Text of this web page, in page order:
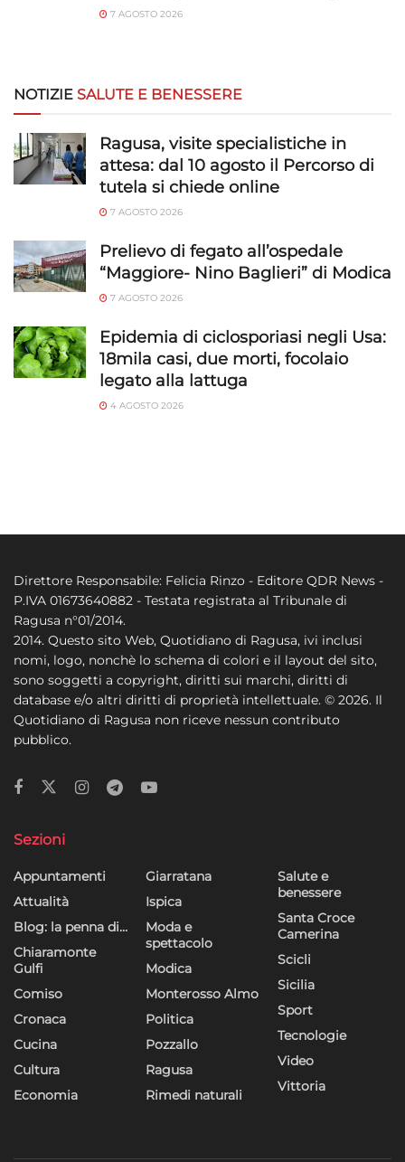
7 AGOSTO 2026
NOTIZIE SALUTE E BENESSERE
Ragusa, visite specialistiche in
attesa: dal 10 agosto il Percorso di
tutela si chiede online
7 AGOSTO 2026
Prelievo di fegato all’ospedale
“Maggiore- Nino Baglieri” di Modica
7 AGOSTO 2026
Epidemia di ciclosporiasi negli Usa:
18mila casi, due morti, focolaio
legato alla lattuga
4 AGOSTO 2026
Direttore Responsabile: Felicia Rinzo - Editore QDR News -
P.IVA 01673640882 - Testata registrata al Tribunale di
Ragusa n°01/2014.
2014. Questo sito Web, Quotidiano di Ragusa, ivi inclusi
nomi, logo, nonchè lo schema di colori e il layout del sito,
sono soggetti a copyright, diritti sui marchi, diritti di
database e/o altri diritti di proprietà intellettuale. © 2026. Il
Quotidiano di Ragusa non riceve nessun contributo
pubblico.
Sezioni
Appuntamenti
Attualità
Blog: la penna di…
Chiaramonte
Gulfi
Comiso
Cronaca
Cucina
Cultura
Economia
Giarratana
Ispica
Moda e
spettacolo
Modica
Monterosso Almo
Politica
Pozzallo
Ragusa
Rimedi naturali
Salute e
benessere
Santa Croce
Camerina
Scicli
Sicilia
Sport
Tecnologie
Video
Vittoria